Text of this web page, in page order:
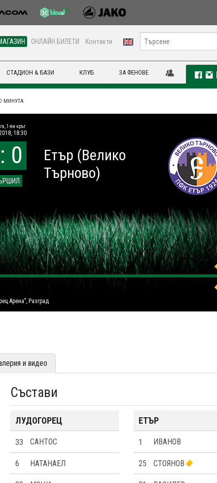
ОНЛАЙН БИЛЕТИ Контакти
СТАДИОН & БАЗИ КЛУБ ЗА ФЕНОВЕ
МИНУТА
1-ви кръг
18:30
0
Етър (Велико
Търново)
Арена", Разград
и видео
Състави
ЛУДОГОРЕЦ
33 САНТОС
6 НАТАНАЕЛ
ЕТЪР
1 ИВАНОВ
25 СТОЯНОВ